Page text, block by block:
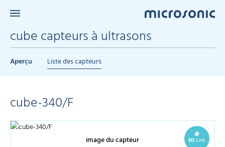
cube capteurs à ultrasons
Aperçu Liste des capteurs
cube-340/F
image du capteur